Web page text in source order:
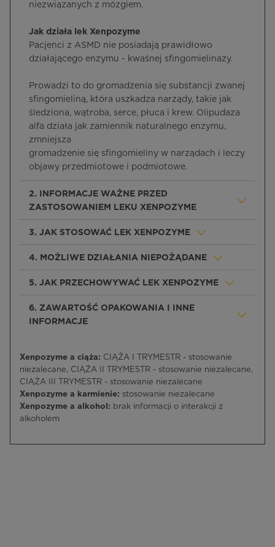
niezwiązanych z mózgiem.
Jak działa lek Xenpozyme
Pacjenci z ASMD nie posiadają prawidłowo
działającego enzymu - kwaśnej sfingomielinazy.
Prowadzi to do gromadzenia się substancji zwanej
sfingomieliną, która uszkadza narządy, takie jak
śledziona, wątroba, serce, płuca i krew. Olipudaza
alfa działa jak zamiennik naturalnego enzymu,
zmniejsza
gromadzenie się sfingomieliny w narządach i leczy
objawy przedmiotowe i podmiotowe.
2. INFORMACJE WAŻNE PRZED
ZASTOSOWANIEM LEKU XENPOZYME
3. JAK STOSOWAĆ LEK XENPOZYME
4. MOŻLIWE DZIAŁANIA NIEPOŻĄDANE
5. JAK PRZECHOWYWAĆ LEK XENPOZYME
6. ZAWARTOŚĆ OPAKOWANIA I INNE
INFORMACJE
Xenpozyme a ciąża: CIĄŻA I TRYMESTR - stosowanie
niezalecane, CIĄŻA II TRYMESTR - stosowanie niezalecane,
CIĄŻA III TRYMESTR - stosowanie niezalecane
Xenpozyme a karmienie: stosowanie niezalecane
Xenpozyme a alkohol: brak informacji o interakcji z
alkoholem